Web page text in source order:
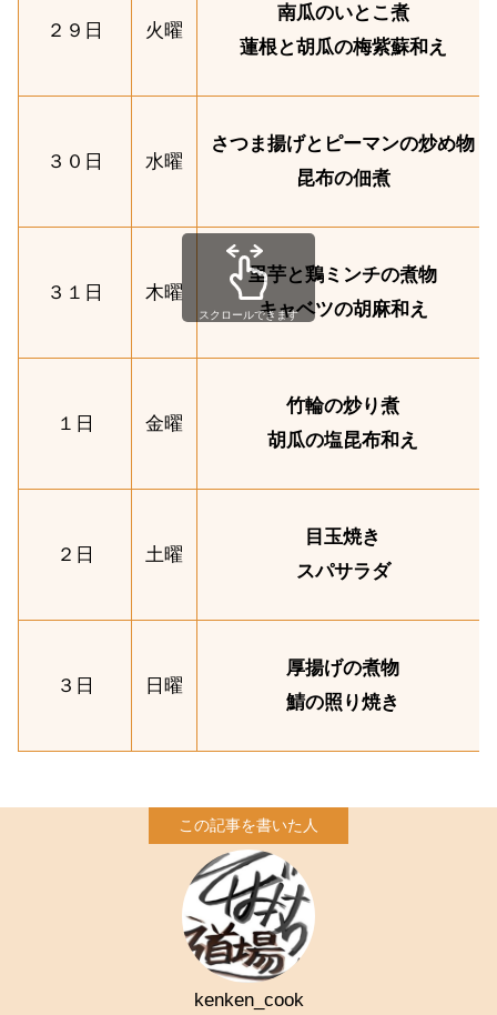
２９日 火曜
南瓜のいとこ煮
蓮根と胡瓜の梅紫蘇和え
３０日 水曜
さつま揚げとピーマンの炒め物
昆布の佃煮
３１日 木曜
里芋と鶏ミンチの煮物
キャベツの胡麻和え
１日 金曜
竹輪の炒り煮
胡瓜の塩昆布和え
２日 土曜
目玉焼き
スパサラダ
３日 日曜
厚揚げの煮物
鯖の照り焼き
スクロールできます
kenken_cook